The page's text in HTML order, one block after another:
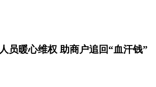
员暖心维权 助商户追回“血汗钱”